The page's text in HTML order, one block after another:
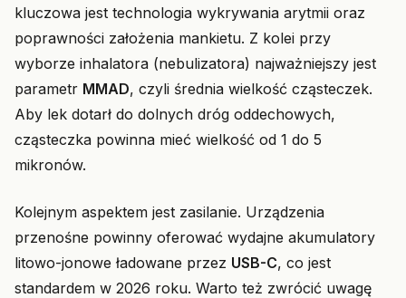
kluczowa jest technologia wykrywania arytmii oraz
poprawności założenia mankietu. Z kolei przy
wyborze inhalatora (nebulizatora) najważniejszy jest
parametr MMAD, czyli średnia wielkość cząsteczek.
Aby lek dotarł do dolnych dróg oddechowych,
cząsteczka powinna mieć wielkość od 1 do 5
mikronów.
Kolejnym aspektem jest zasilanie. Urządzenia
przenośne powinny oferować wydajne akumulatory
litowo-jonowe ładowane przez USB-C, co jest
standardem w 2026 roku. Warto też zwrócić uwagę